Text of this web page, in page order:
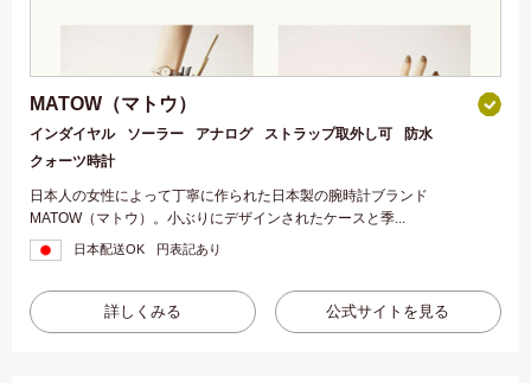
MATOW（マトウ）
インダイヤル ソーラー アナログ ストラップ取外し可
防水
クォーツ時計
日本人の女性によって丁寧に作られた日本製の腕時計ブランド
MATOW（マトウ）。小ぶりにデザインされたケースと季...
日本配送OK 円表記あり
詳しくみる 公式サイトを見る